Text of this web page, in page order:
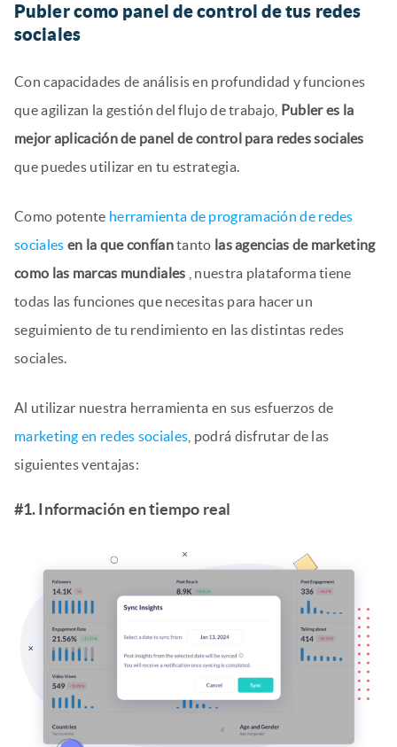
Publer como panel de control de tus redes
sociales
Con capacidades de análisis en profundidad y funciones
que agilizan la gestión del flujo de trabajo, Publer es la
mejor aplicación de panel de control para redes sociales
que puedes utilizar en tu estrategia.
Como potente herramienta de programación de redes
sociales en la que confíantanto las agencias de marketing
como las marcas mundiales
, nuestra plataforma tiene
todas las funciones que necesitas para hacer un
seguimiento de tu rendimiento en las distintas redes
sociales.
Al utilizar nuestra herramienta en sus esfuerzos de
marketing en redes sociales , podrá disfrutar de las
siguientes ventajas:
#1. Información en tiempo real